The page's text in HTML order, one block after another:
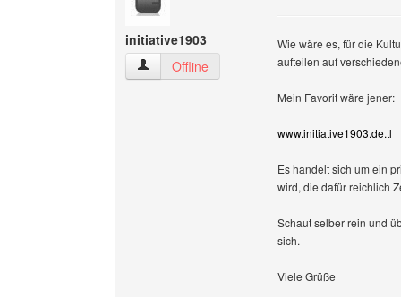
initiative1903
initiative1903 Benutzer-Profile anzeigen
Offline
Wie wäre es, für die
aufteilen auf
Mein Favorit wäre jener:
www.initiative1903.de.tl
Es handelt sich um ein
wird, die dafür reichlich
Schaut selber rein und
sich.
Viele Grüße